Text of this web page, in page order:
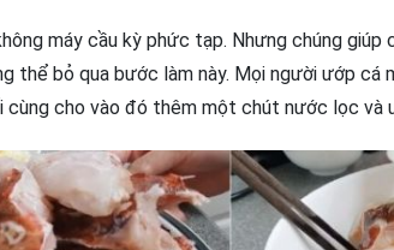
máy cầu kỳ phức tạp. Nhưng chúng giúp
thể bỏ qua bước làm này. Mọi người ướp cá
cùng cho vào đó thêm một chút nước lọc và